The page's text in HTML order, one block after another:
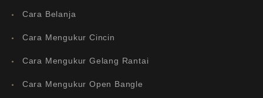
Cara Belanja
Cara Mengukur Cincin
Cara Mengukur Gelang Rantai
Cara Mengukur Open Bangle